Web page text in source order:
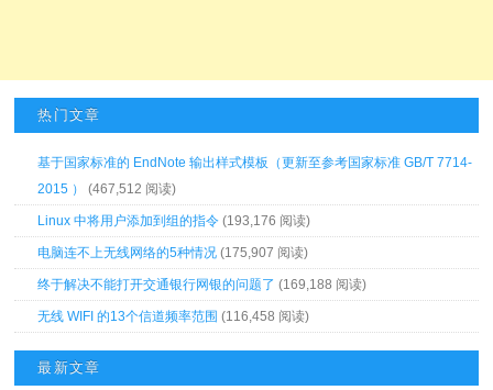
热门文章
基于国家标准的 EndNote 输出样式模板（更新至参考国家标准 GB/T 7714-
2015 ）
(467,512 阅读)
Linux 中将用户添加到组的指令 (193,176 阅读)
电脑连不上无线网络的5种情况 (175,907 阅读)
终于解决不能打开交通银行网银的问题了 (169,188 阅读)
无线 WIFI 的13个信道频率范围 (116,458 阅读)
最新文章